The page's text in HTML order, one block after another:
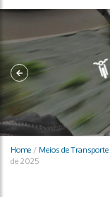
Home / Meios de Transporte
de 2025